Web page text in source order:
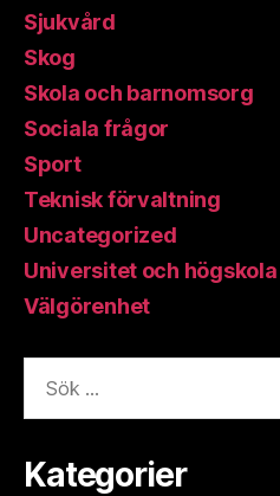
Sjukvård
Skog
Skola och barnomsorg
Sociala frågor
Sport
Teknisk förvaltning
Uncategorized
Universitet och högskola
Välgörenhet
efter:
Kategorier